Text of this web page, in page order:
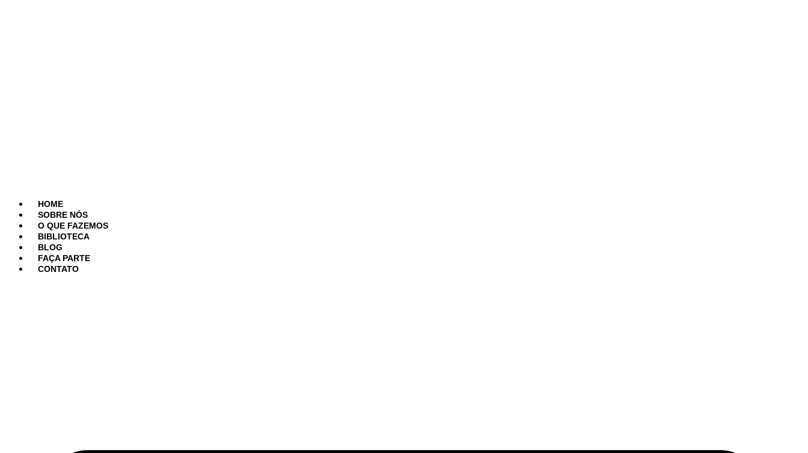
HOME
SOBRE NÓS
O QUE FAZEMOS
BIBLIOTECA
BLOG
FAÇA PARTE
CONTATO